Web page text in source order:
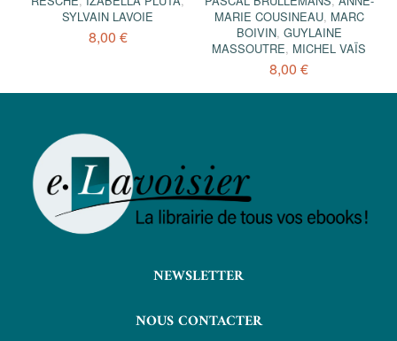
SYLVAIN LAVOIE
8,00 €
MARIE COUSINEAU, MARC
BOIVIN, GUYLAINE
MASSOUTRE, MICHEL VAÏS
8,00 €
NEWSLETTER
NOUS CONTACTER